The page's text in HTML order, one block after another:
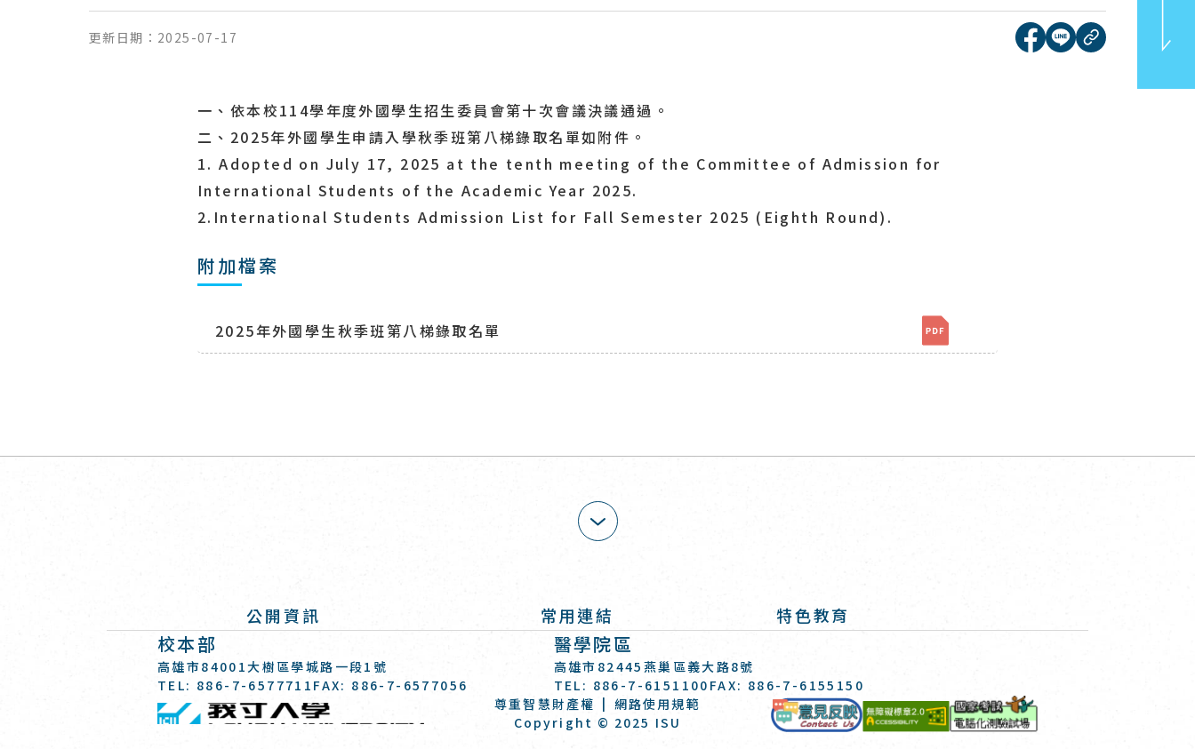
更新日期： 2025-07-17 [另開新視窗]分享到
[另開新視窗]分享
複製連結
一、依本校114學年度外國學生招生委員會第十次會議決議通過。
二、2025年外國學生申請入學秋季班第八梯錄取名單如附件。
1. Adopted on July 17, 2025 at the tenth meeting of the Committee of Admission for
International Students of the Academic Year 2025.
2.International Students Admission List for Fall Semester 2025 (Eighth Round).
附加檔案
2025年外國學生秋季班第八梯錄取名單
展開
公開資訊 常用連結 特色教育
:::
校本部
高雄市84001大樹區學城路一段1號
TEL: 886-7-6577711 FAX: 886-7-6577056
醫學院區
高雄市82445燕巢區義大路8號
TEL: 886-7-6151100 FAX: 886-7-6155150
義守大學 I-SHOU UNIVERSITY
尊重智慧財產權
網路使用規範
Copyright © 2025 ISU
意見反映 國家考試-電腦化測驗專